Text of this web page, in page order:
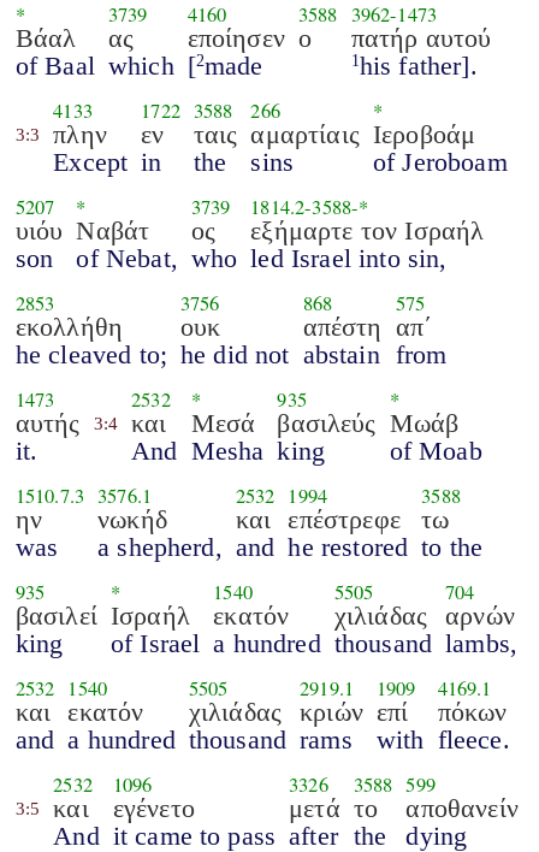
*
Βάαλ
of Baal
3739
ας
which
4160
εποίησεν
[2made
3588
ο
3962-1473
πατήρ αυτού
1 his father].
3:3
4133
πλην
Except
1722
εν
in
3588
ταις
the
266
αμαρτίαις
sins
*
Ιεροβοάμ
of Jeroboam
5207
υιόυ
son
*
Ναβάτ
of Nebat,
3739
ος
who
1814.2-3588-*
εξήμαρτε τον Ισραήλ
led Israel into sin,
2853
εκολλήθη
he cleaved to;
3756
ουκ
he did not
868
απέστη
abstain
575
απ΄
from
1473
αυτής
it.
3:4
2532
και
And
*
Μεσά
Mesha
935
βασιλεύς
king
*
Μωάβ
of Moab
1510.7.3
ην
was
3576.1
νωκήδ
a shepherd,
2532
και
and
1994
επέστρεφε
he restored
3588
τω
to the
935
βασιλεί
king
*
Ισραήλ
of Israel
1540
εκατόν
a hundred
5505
χιλιάδας
thousand
704
αρνών
lambs,
2532
και
and
1540
εκατόν
a hundred
5505
χιλιάδας
thousand
2919.1
κριών
rams
1909
επί
with
4169.1
πόκων
fleece.
3:5
2532
και
And
1096
εγένετο
it came to pass
3326
μετά
after
3588
το
the
599
αποθανείν
dying